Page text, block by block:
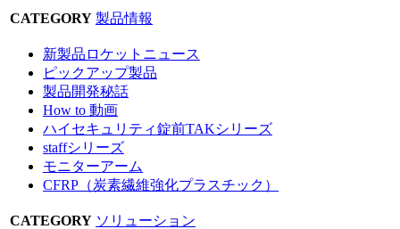
CATEGORY 製品情報
新製品ロケットニュース
ピックアップ製品
製品開発秘話
How to 動画
ハイセキュリティ錠前TAKシリーズ
staffシリーズ
モニターアーム
CFRP（炭素繊維強化プラスチック）
CATEGORY ソリューション